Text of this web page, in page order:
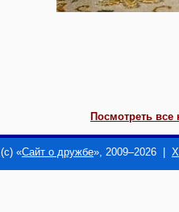
Посмотреть все
(c) «Сайт о дружбе», 2009–2026 |